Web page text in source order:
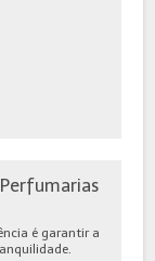
é garantir a